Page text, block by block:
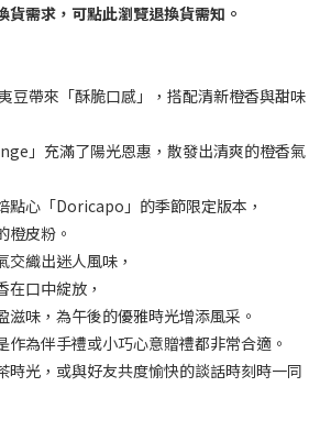
貨需求，可點此瀏覽退換貨需知。
豆帶來「酥脆口感」，搭配清新橙香與甜味
」充滿了陽光恩惠，散發出清爽的橙香氣
點心「Doricapo」的季節限定版本，
橙皮粉。
織出迷人風味，
在口中綻放，
滋味，為午後的優雅時光增添風采。
作為伴手禮或小巧心意贈禮都非常合適。
時光，或與好友共度愉快的談話時刻時一同